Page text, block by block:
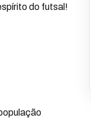
do futsal!